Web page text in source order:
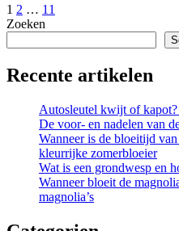
Posts
pagination
1 2 … 11
Zoeken
Recente artikelen
Autosleutel kwijt of
De voor- en nadelen van
Wanneer is de bloeitijd
kleurrijke zomerbloeier
Wat is een grondwesp en
Wanneer bloeit de
magnolia’s